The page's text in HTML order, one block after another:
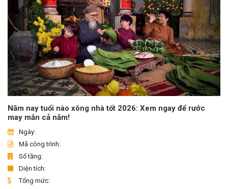
Năm nay tuổi nào xông nhà tốt 2026: Xem ngay để rước
may mắn cả năm!
Ngày:
Mã công trình:
Số tầng:
Diện tích:
Tổng mức: